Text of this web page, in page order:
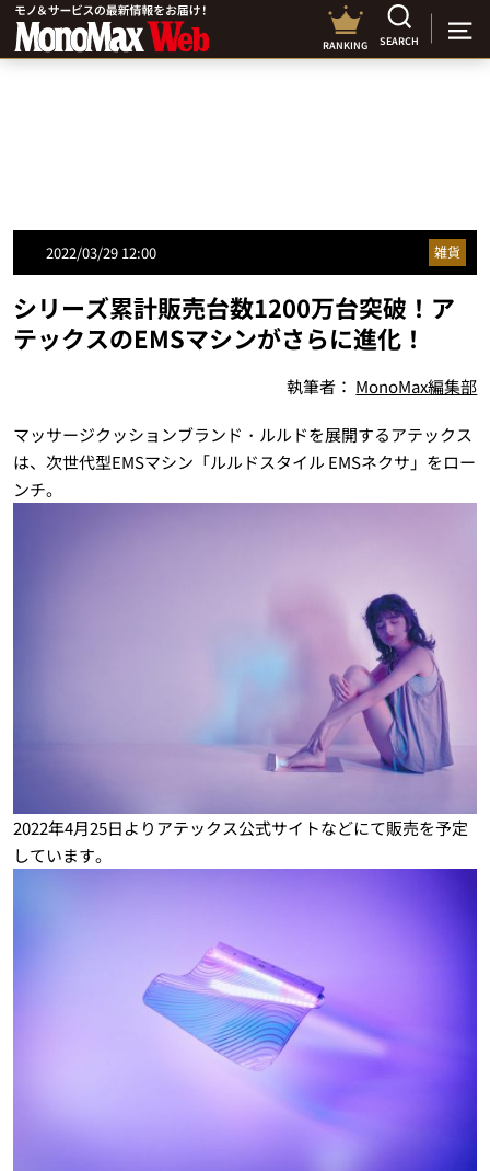
RANKING SEARCH
2022/03/29 12:00 雑貨
シリーズ累計販売台数1200万台突破！ア
テックスのEMSマシンがさらに進化！
執筆者： MonoMax編集部
マッサージクッションブランド・ルルドを展開するアテックス
は、次世代型EMSマシン「ルルドスタイル EMSネクサ」をロー
ンチ。
2022年4月25日よりアテックス公式サイトなどにて販売を予定
しています。